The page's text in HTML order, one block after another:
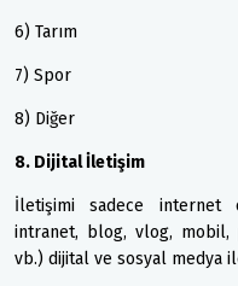
6) Tarım
7) Spor
8) Diğer
8. Dijital İletişim
İletişimi sadece internet
intranet, blog, vlog, mobil,
vb.) dijital ve sosyal medya